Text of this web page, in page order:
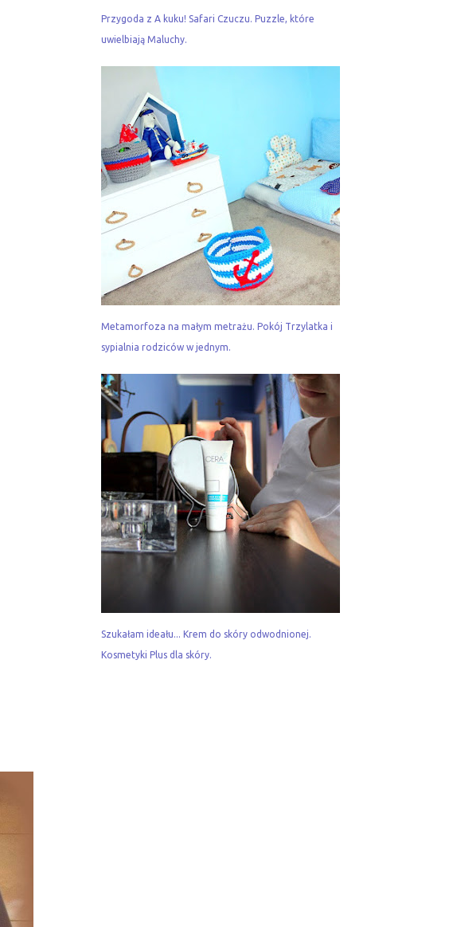
Przygoda z A kuku! Safari Czuczu. Puzzle, które
uwielbiają Maluchy.
Metamorfoza na małym metrażu. Pokój Trzylatka i
sypialnia rodziców w jednym.
Szukałam ideału... Krem do skóry odwodnionej.
Kosmetyki Plus dla skóry.